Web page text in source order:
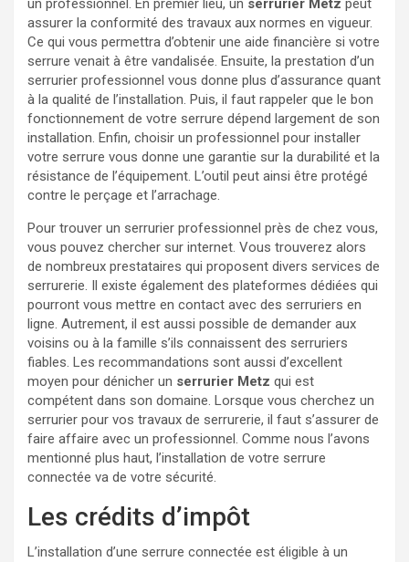
un professionnel. En premier lieu, un serrurier Metz peut
assurer la conformité des travaux aux normes en vigueur.
Ce qui vous permettra d’obtenir une aide financière si votre
serrure venait à être vandalisée. Ensuite, la prestation d’un
serrurier professionnel vous donne plus d’assurance quant
à la qualité de l’installation. Puis, il faut rappeler que le bon
fonctionnement de votre serrure dépend largement de son
installation. Enfin, choisir un professionnel pour installer
votre serrure vous donne une garantie sur la durabilité et la
résistance de l’équipement. L’outil peut ainsi être protégé
contre le perçage et l’arrachage.
Pour trouver un serrurier professionnel près de chez vous,
vous pouvez chercher sur internet. Vous trouverez alors
de nombreux prestataires qui proposent divers services de
serrurerie. Il existe également des plateformes dédiées qui
pourront vous mettre en contact avec des serruriers en
ligne. Autrement, il est aussi possible de demander aux
voisins ou à la famille s’ils connaissent des serruriers
fiables. Les recommandations sont aussi d’excellent
moyen pour dénicher un serrurier Metz qui est
compétent dans son domaine. Lorsque vous cherchez un
serrurier pour vos travaux de serrurerie, il faut s’assurer de
faire affaire avec un professionnel. Comme nous l’avons
mentionné plus haut, l’installation de votre serrure
connectée va de votre sécurité.
Les crédits d’impôt
L’installation d’une serrure connectée est éligible à un